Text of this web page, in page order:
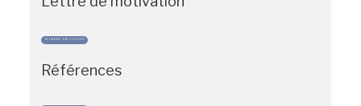
JOINDRE UN FICHIER
Références